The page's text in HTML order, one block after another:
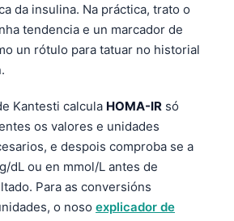
da insulina. Na práctica, trato o
tendencia e un marcador de
un rótulo para tatuar no historial
Kantesti calcula HOMA-IR só
os valores e unidades
e despois comproba se a
dL ou en mmol/L antes de
Para as conversións
o noso explicador de